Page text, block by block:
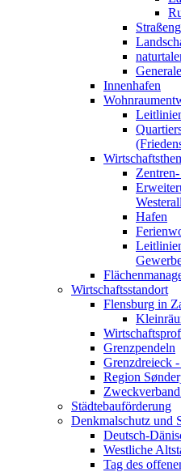
Innenhafen
Hafen
Wirtschaftsstandort
Flensburg in
Grenzpendeln
Grenzdreieck
Region
Städtebauförderung
Denkmalschutz und
Deutsch-
Westliche
Tag des